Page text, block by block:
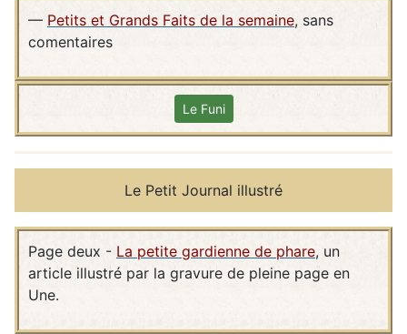
— Petits et Grands Faits de la semaine, sans
comentaires
Le Funi
Le Petit Journal illustré
Page deux - La petite gardienne de phare, un
article illustré par la gravure de pleine page en
Une.